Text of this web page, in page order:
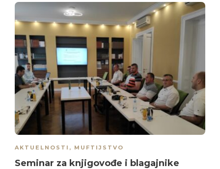
AKTUELNOSTI , MUFTIJSTVO
Seminar za knjigovođe i blagajnike